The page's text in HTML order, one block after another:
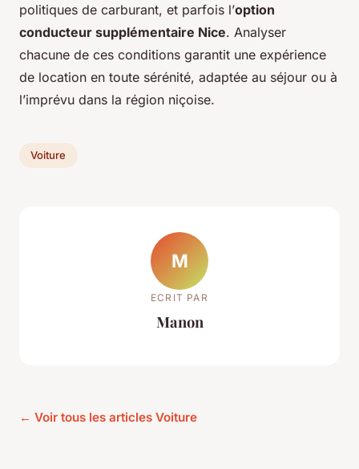
politiques de carburant, et parfois l’option
conducteur supplémentaire Nice. Analyser
chacune de ces conditions garantit une expérience
de location en toute sérénité, adaptée au séjour ou à
l’imprévu dans la région niçoise.
Voiture
M
ECRIT PAR
Manon
← Voir tous les articles Voiture